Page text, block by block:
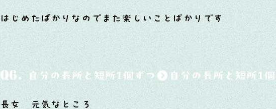
はじめたばかりなのでまた楽しいことばかりです
Q6. 自分の長所と短所1個ずつ
長女 元気なところ